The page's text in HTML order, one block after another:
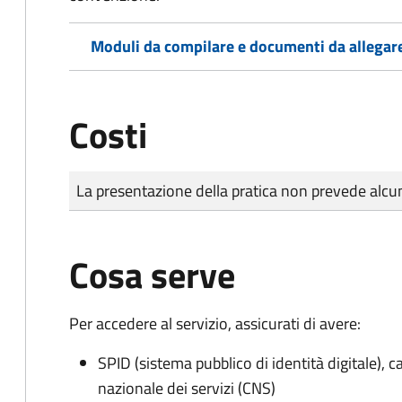
Moduli da compilare e documenti da
Costi
Tipo di pagamento
Importo
La presentazione della pratica non prevede
Cosa serve
Per accedere al servizio, assicurati di avere:
SPID (sistema pubblico di identità digitale),
nazionale dei servizi (CNS)